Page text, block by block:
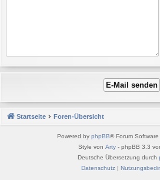
Startseite Foren-Übersicht
Powered by phpBB® Forum
Style von Arty - phpBB 3.3
Deutsche Übersetzung durch
Datenschutz|